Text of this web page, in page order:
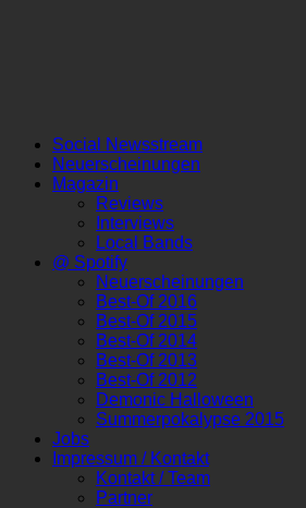
Social Newsstream
Neuerscheinungen
Magazin
Reviews
Interviews
Local Bands
@ Spotify
Neuerscheinungen
Best-Of 2016
Best-Of 2015
Best-Of 2014
Best-Of 2013
Best-Of 2012
Demonic Halloween
Summerpokalypse 2015
Jobs
Impressum / Kontakt
Kontakt / Team
Partner